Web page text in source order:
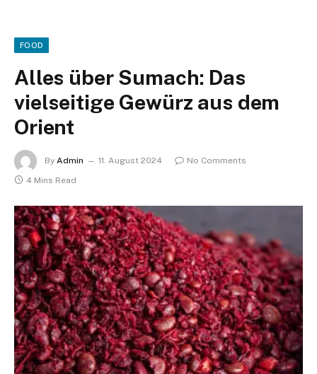
FOOD
Alles über Sumach: Das
vielseitige Gewürz aus dem
Orient
By Admin 11. August 2024
No Comments
4 Mins Read